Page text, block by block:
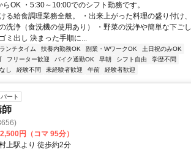
OK ・5:30～10:00でのシフト勤務です。
る給食調理業務全般。 ・出来上がった料理の盛り付け、
洗浄（食洗機の使用あり） ・野菜の洗浄や簡単な下ごし
ミ出し 決まった手順に...
ランチタイム 扶養内勤務OK 副業・WワークOK
土日祝のみOK
フリーター歓迎 バイク通勤OK 早朝 シフト自由
学歴不問
し 経験不問 未経験者歓迎 午前 経験者歓迎
ート
師
円（コマ 95分）
上駅より 徒歩約2分